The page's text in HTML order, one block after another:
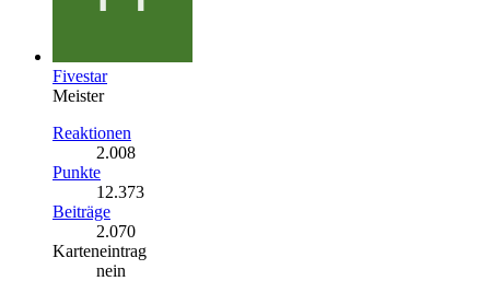
Fivestar
Meister
Reaktionen
2.008
Punkte
12.373
Beiträge
2.070
Karteneintrag
nein